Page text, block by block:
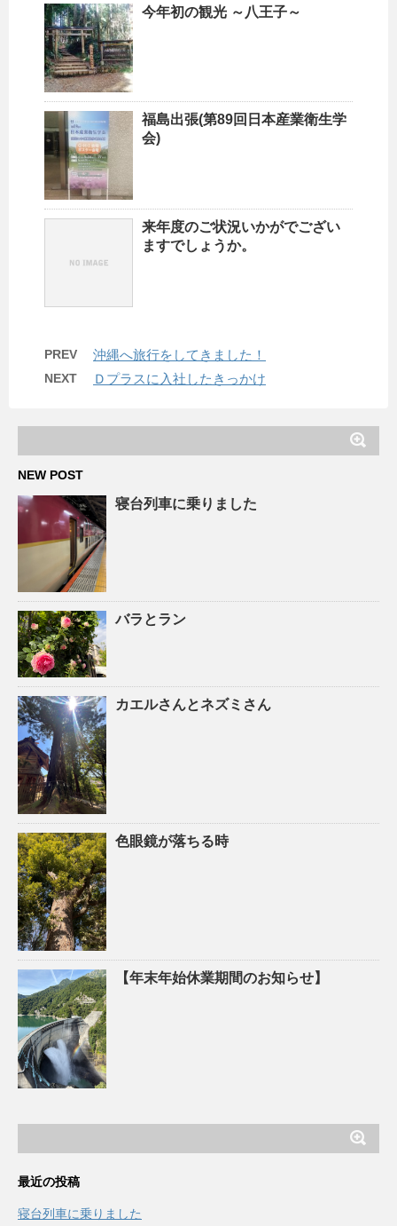
今年初の観光 ～八王子～
福島出張(第89回日本産業衛生学
会)
来年度のご状況いかがでござい
ますでしょうか。
PREV 沖縄へ旅行をしてきました！
NEXT Ｄプラスに入社したきっかけ
NEW POST
寝台列車に乗りました
バラとラン
カエルさんとネズミさん
色眼鏡が落ちる時
【年末年始休業期間のお知らせ】
最近の投稿
寝台列車に乗りました